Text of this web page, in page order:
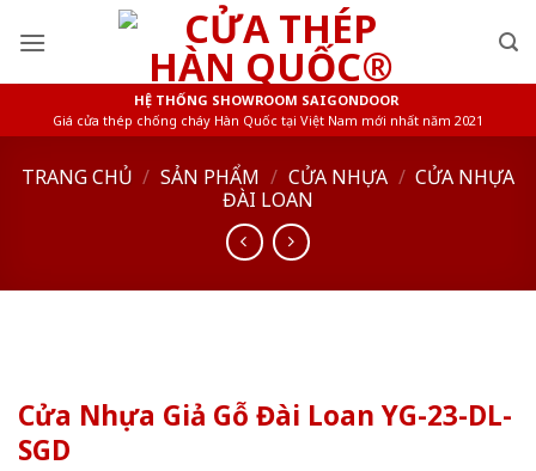
HỆ THỐNG SHOWROOM SAIGONDOOR
Giá cửa thép chống cháy Hàn Quốc tại Việt Nam mới nhất năm 2021
TRANG CHỦ / SẢN PHẨM / CỬA NHỰA / CỬA NHỰA
ĐÀI LOAN
Cửa Nhựa Giả Gỗ Đài Loan YG-23-DL-
SGD